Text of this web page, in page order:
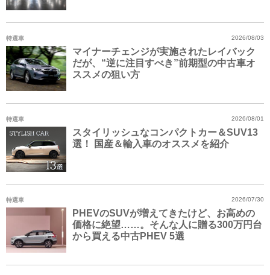
特選車
マイナーチェンジが実施されたレイバック
だが、“逆に注目すべき”前期型の中古車オ
ススメの狙い方
2026/08/03
特選車
スタイリッシュなコンパクトカー＆SUV13
選！ 国産＆輸入車のオススメを紹介
2026/08/01
特選車
PHEVのSUVが増えてきたけど、お高めの
価格に絶望……。そんな人に贈る300万円台
から買える中古PHEV 5選
2026/07/30